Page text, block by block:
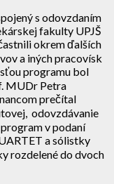
s odovzdaním
fakulty UPJŠ
okrem ďalších
a iných pracovísk
programu bol
MUDr Petra
prečítal
odovzdávanie
v podaní
a sólistky
rozdelené do dvoch